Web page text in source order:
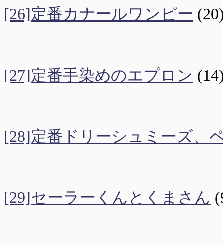
[26]定番カナールワンピー
[27]定番手染めのエプロン
[28]定番ドリーシュミーズ、
[29]セーラーくんとくまさん